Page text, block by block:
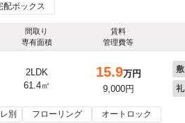
配ボックス
間取り
専有面積
賃料
管理費等
2LDK
61.4㎡
15.9万円
9,000円
敷
礼
別 フローリング オートロック